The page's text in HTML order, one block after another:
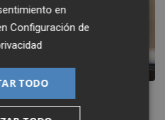
las gaiatas no
días del inicio
en
Configuración de
TODO